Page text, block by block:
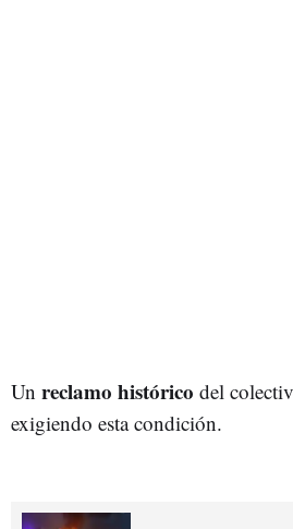
Un reclamo histórico del
exigiendo esta condición.